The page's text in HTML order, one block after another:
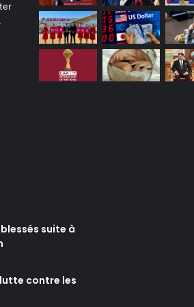
suite à
contre les